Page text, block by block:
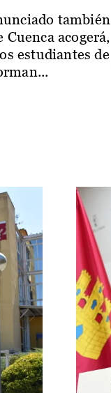
también
acogerá,
estudiantes de